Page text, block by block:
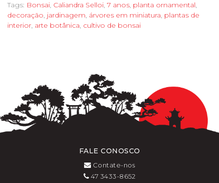
Tags: Bonsai, Caliandra Selloi, 7 anos, planta ornamental,
decoração, jardinagem, árvores em miniatura, plantas de
interior, arte botânica, cultivo de bonsai
FALE CONOSCO
Contate-nos
47 3433-8652